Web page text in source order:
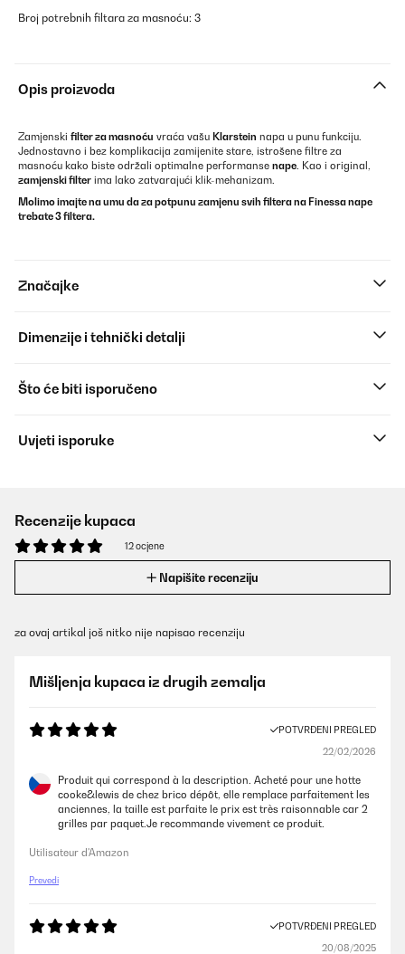
Broj potrebnih filtara za masnoću: 3
Opis proizvoda
Zamjenski filter za masnoću vraća vašu Klarstein napa u punu funkciju.
Jednostavno i bez komplikacija zamijenite stare, istrošene filtre za
masnoću kako biste održali optimalne performanse nape. Kao i original,
zamjenski filter ima lako zatvarajući klik-mehanizam.
Molimo imajte na umu da za potpunu zamjenu svih filtera na Finessa nape
trebate 3 filtera.
Značajke
Dimenzije i tehnički detalji
Što će biti isporučeno
Uvjeti isporuke
Recenzije kupaca
12 ocjene
Napišite recenziju
za ovaj artikal još nitko nije napisao recenziju
Mišljenja kupaca iz drugih zemalja
POTVRĐENI PREGLED
22/02/2026
Produit qui correspond à la description. Acheté pour une hotte
cooke&lewis de chez brico dépôt, elle remplace parfaitement les
anciennes, la taille est parfaite le prix est très raisonnable car 2
grilles par paquet.Je recommande vivement ce produit.
Utilisateur d'Amazon
Prevedi
POTVRĐENI PREGLED
20/08/2025